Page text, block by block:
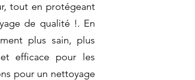
tout en protégeant
de qualité !. En
plus sain, plus
efficace pour les
pour un nettoyage